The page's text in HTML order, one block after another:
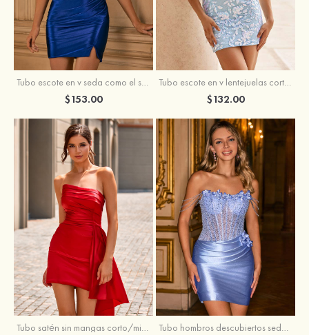
Tubo escote en v seda como el satén corto vestido para homecoming
$153.00
Tubo escote en v lentejuelas corto vestido para homecoming
$132.00
Tubo satén sin mangas corto/mini vestido para homecoming Tubo hombros descubiertos seda como el satén corto vestido para homecoming